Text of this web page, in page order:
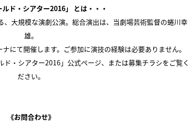
ルド・シアター2016」 とは・・・
大規模な演劇公演。総合演出は、当劇場芸術監督の蜷川幸
雄。
にて開催します。ご参加に演技の経験は必要ありません。
ド・シアター2016」公式ページ、または募集チラシをご覧く
ださい。
《お問合わせ》